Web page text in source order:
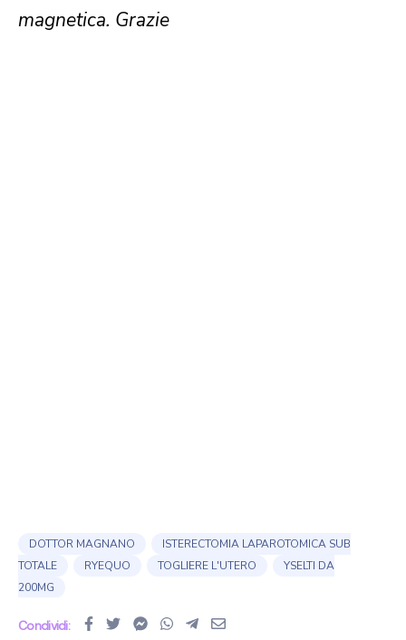
magnetica. Grazie
DOTTOR MAGNANO
ISTERECTOMIA LAPAROTOMICA SUB
TOTALE
RYEQUO TOGLIERE L'UTERO
YSELTI DA
200MG
Condividi: